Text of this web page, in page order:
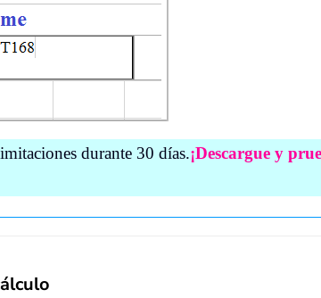
durante 30 días.¡Descargue y